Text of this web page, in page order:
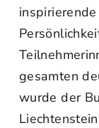
gesamten
wurde der